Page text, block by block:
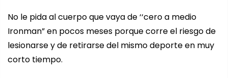
No le pida al cuerpo que vaya de ‘‘cero a medio
Ironman” en pocos meses porque corre el riesgo de
lesionarse y de retirarse del mismo deporte en muy
corto tiempo.